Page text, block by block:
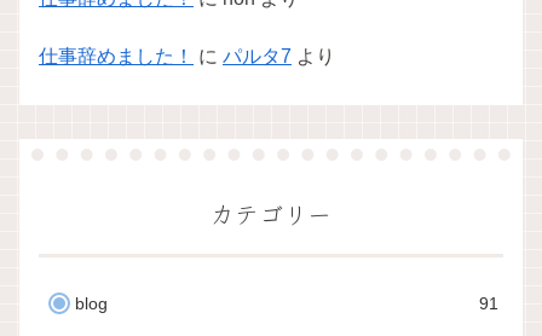
仕事辞めました！ に パルタ7 より
カテゴリー
blog 91